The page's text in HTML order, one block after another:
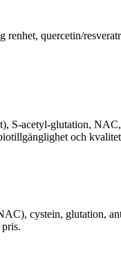
renhet, quercetin/
S‑acetyl‑glutation,
och
cystein, glutation,